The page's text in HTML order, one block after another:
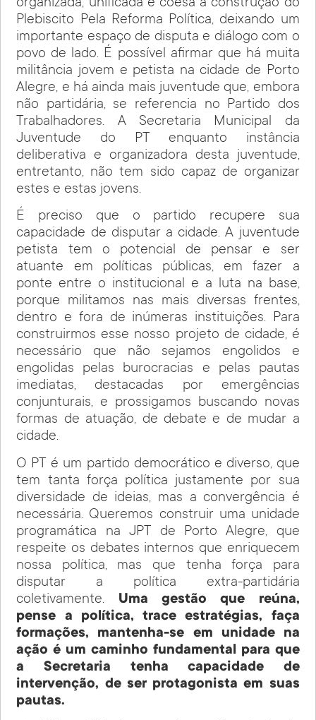
organizada, unificada e coesa a construção do
Plebiscito Pela Reforma Política, deixando um
importante espaço de disputa e diálogo com o
povo de lado. É possível afirmar que há muita
militância jovem e petista na cidade de Porto
Alegre, e há ainda mais juventude que, embora
não partidária, se referencia no Partido dos
Trabalhadores. A Secretaria Municipal da
Juventude do PT enquanto instância
deliberativa e organizadora desta juventude,
entretanto, não tem sido capaz de organizar
estes e estas jovens.
É preciso que o partido recupere sua
capacidade de disputar a cidade. A juventude
petista tem o potencial de pensar e ser
atuante em políticas públicas, em fazer a
ponte entre o institucional e a luta na base,
porque militamos nas mais diversas frentes,
dentro e fora de inúmeras instituições. Para
construirmos esse nosso projeto de cidade, é
necessário que não sejamos engolidos e
engolidas pelas burocracias e pelas pautas
imediatas, destacadas por emergências
conjunturais, e prossigamos buscando novas
formas de atuação, de debate e de mudar a
cidade.
O PT é um partido democrático e diverso, que
tem tanta força política justamente por sua
diversidade de ideias, mas a convergência é
necessária. Queremos construir uma unidade
programática na JPT de Porto Alegre, que
respeite os debates internos que enriquecem
nossa política, mas que tenha força para
disputar a política extra-partidária
coletivamente. Uma gestão que reúna,
pense a política, trace estratégias, faça
formações, mantenha-se em unidade na
ação é um caminho fundamental para que
a Secretaria tenha capacidade de
intervenção, de ser protagonista em suas
pautas.